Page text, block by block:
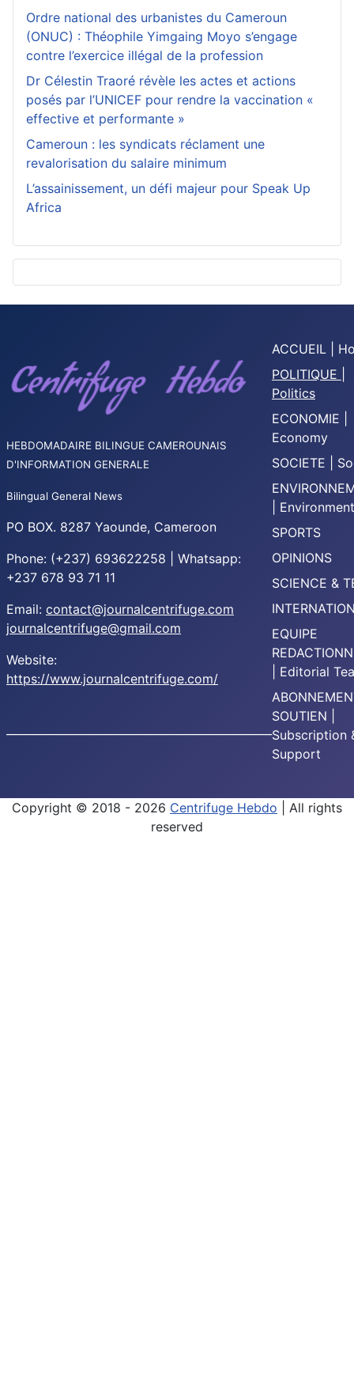
Ordre national des urbanistes du Cameroun
(ONUC) : Théophile Yimgaing Moyo s’engage
contre l’exercice illégal de la profession
Dr Célestin Traoré révèle les actes et actions
posés par l’UNICEF pour rendre la vaccination «
effective et performante »
Cameroun : les syndicats réclament une
revalorisation du salaire minimum
L’assainissement, un défi majeur pour Speak Up
Africa
HEBDOMADAIRE BILINGUE CAMEROUNAIS
D'INFORMATION GENERALE
Bilingual General News
PO BOX. 8287 Yaounde, Cameroon
Phone: (+237) 693622258 | Whatsapp:
+237 678 93 71 11
Email: contact@journalcentrifuge.com
journalcentrifuge@gmail.com
Website:
https://www.journalcentrifuge.com/
ACCUEIL |
POLITIQUE |
Politics
ECONOMIE |
Economy
SOCIETE |
| Environment
SPORTS
OPINIONS
SCIENCE &
EQUIPE
| Editorial
SOUTIEN |
Subscription
Support
Copyright © 2018 - 2026 Centrifuge Hebdo | All rights
reserved